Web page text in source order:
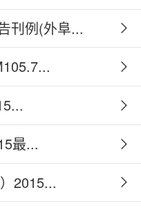
刊例(外阜...
最...
2015...